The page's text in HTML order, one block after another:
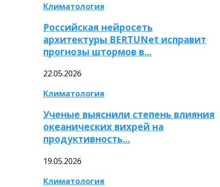
Климатология
Российская нейросеть
архитектуры BERTUNet исправит
прогнозы штормов в…
22.05.2026
Климатология
Ученые выяснили степень влияния
океанических вихрей на
продуктивность…
19.05.2026
Климатология